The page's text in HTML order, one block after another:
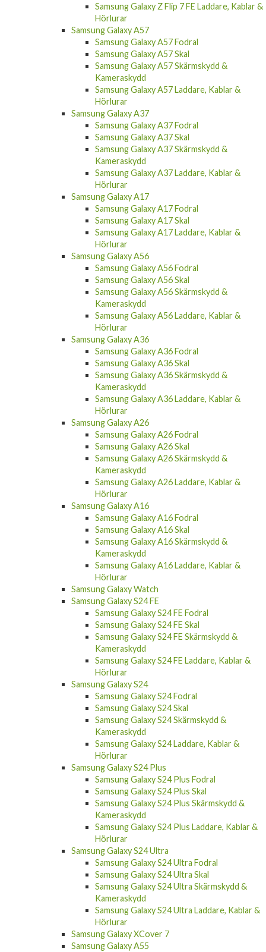
Samsung Galaxy Z Flip 7 FE Laddare, Kablar &
Hörlurar
Samsung Galaxy A57
Samsung Galaxy A57 Fodral
Samsung Galaxy A57 Skal
Samsung Galaxy A57 Skärmskydd &
Kameraskydd
Samsung Galaxy A57 Laddare, Kablar &
Hörlurar
Samsung Galaxy A37
Samsung Galaxy A37 Fodral
Samsung Galaxy A37 Skal
Samsung Galaxy A37 Skärmskydd &
Kameraskydd
Samsung Galaxy A37 Laddare, Kablar &
Hörlurar
Samsung Galaxy A17
Samsung Galaxy A17 Fodral
Samsung Galaxy A17 Skal
Samsung Galaxy A17 Laddare, Kablar &
Hörlurar
Samsung Galaxy A56
Samsung Galaxy A56 Fodral
Samsung Galaxy A56 Skal
Samsung Galaxy A56 Skärmskydd &
Kameraskydd
Samsung Galaxy A56 Laddare, Kablar &
Hörlurar
Samsung Galaxy A36
Samsung Galaxy A36 Fodral
Samsung Galaxy A36 Skal
Samsung Galaxy A36 Skärmskydd &
Kameraskydd
Samsung Galaxy A36 Laddare, Kablar &
Hörlurar
Samsung Galaxy A26
Samsung Galaxy A26 Fodral
Samsung Galaxy A26 Skal
Samsung Galaxy A26 Skärmskydd &
Kameraskydd
Samsung Galaxy A26 Laddare, Kablar &
Hörlurar
Samsung Galaxy A16
Samsung Galaxy A16 Fodral
Samsung Galaxy A16 Skal
Samsung Galaxy A16 Skärmskydd &
Kameraskydd
Samsung Galaxy A16 Laddare, Kablar &
Hörlurar
Samsung Galaxy Watch
Samsung Galaxy S24 FE
Samsung Galaxy S24 FE Fodral
Samsung Galaxy S24 FE Skal
Samsung Galaxy S24 FE Skärmskydd &
Kameraskydd
Samsung Galaxy S24 FE Laddare, Kablar &
Hörlurar
Samsung Galaxy S24
Samsung Galaxy S24 Fodral
Samsung Galaxy S24 Skal
Samsung Galaxy S24 Skärmskydd &
Kameraskydd
Samsung Galaxy S24 Laddare, Kablar &
Hörlurar
Samsung Galaxy S24 Plus
Samsung Galaxy S24 Plus Fodral
Samsung Galaxy S24 Plus Skal
Samsung Galaxy S24 Plus Skärmskydd &
Kameraskydd
Samsung Galaxy S24 Plus Laddare, Kablar &
Hörlurar
Samsung Galaxy S24 Ultra
Samsung Galaxy S24 Ultra Fodral
Samsung Galaxy S24 Ultra Skal
Samsung Galaxy S24 Ultra Skärmskydd &
Kameraskydd
Samsung Galaxy S24 Ultra Laddare, Kablar &
Hörlurar
Samsung Galaxy XCover 7
Samsung Galaxy A55